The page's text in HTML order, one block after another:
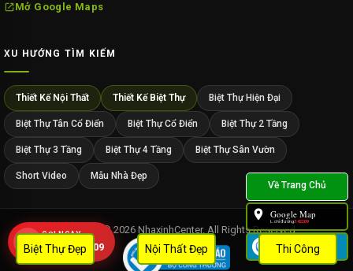
Biệt Thự Đẹp Nội Thất Đẹp Thi Công
Mở Google Maps
XU HƯỚNG TÌM KIẾM
Thiết Kế Nội Thất Thiết Kế Biệt Thự Biệt Thự Hiện Đại
Biệt Thự Tân Cổ Điển Biệt Thự Cổ Điển Biệt Thự 2 Tầng
Biệt Thự 3 Tầng Biệt Thự 4 Tầng Biệt Thự Sân Vườn
Short Video Mẫu Nhà Đẹp
Copyright © 2026 NhaxinhCenter. All Rights Reserved.
Google Map
L.chỉ đường:142209
Zalo
GỌI NGAY
0909 452 109